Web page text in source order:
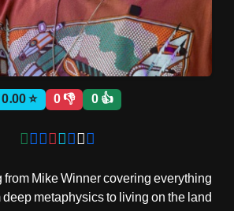
سوالات
متداول
👍 0
👎 0
⭐ 0.00
Mike Winner covering everything
metaphysics to living on the land.